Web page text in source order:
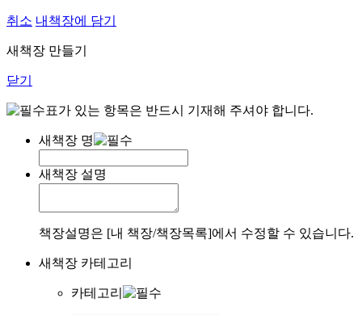
취소 내책장에 담기
새책장 만들기
닫기
표가 있는 항목은 반드시 기재해 주셔야 합니다.
새책장 명
새책장 설명
책장설명은 [내 책장/책장목록]에서 수정할 수 있습니다.
새책장 카테고리
카테고리